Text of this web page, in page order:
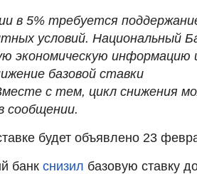
в 5% требуется
условий. Национальный
экономическую информацию
базовой ставки
с тем, цикл снижения
сообщении.
будет объявлено 23
банк снизил базовую ставку